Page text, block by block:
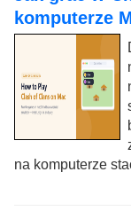
komputerze
na komputerze